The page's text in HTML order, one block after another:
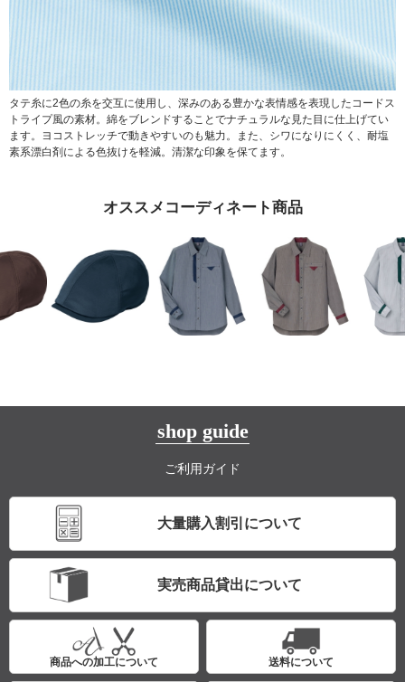
タテ糸に2色の糸を交互に使用し、深みのある豊かな表情感を表現したコードス
トライプ風の素材。 綿をブレンドすることでナチュラルな見た目に仕上げてい
ます。 ヨコストレッチで動きやすいのも魅力。
また、シワになりにくく、耐塩
素系漂白剤による色抜けを軽減。 清潔な印象を保てます。
オススメコーディネート商品
shop guide
ご利用ガイド
大量購入割引について
実売商品貸出について
商品への加工について 送料について